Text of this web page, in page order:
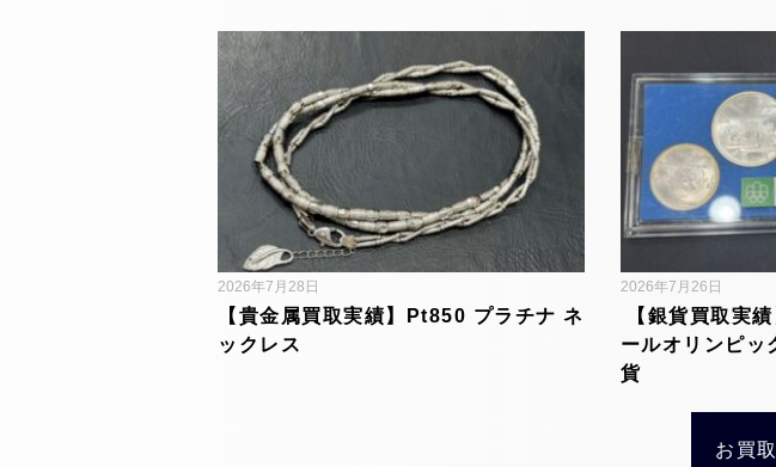
【貴金属買取実績】Pt850 プラチナ ネ
ックレス
2026年7月28日
【銀貨買取実
ールオリンピッ
貨
2026年7月26日
お買